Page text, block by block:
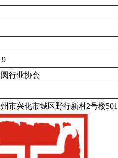
行业协会
市兴化市城区野行新村2号楼